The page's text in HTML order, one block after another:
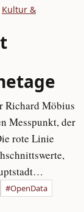
Kultur &
Richard Möbius
Messpunkt, der
rote Linie
#OpenData